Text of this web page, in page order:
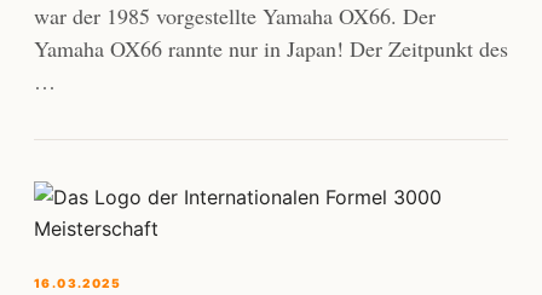
war der 1985 vorgestellte Yamaha OX66. Der
Yamaha OX66 rannte nur in Japan! Der Zeitpunkt des
…
16.03.2025